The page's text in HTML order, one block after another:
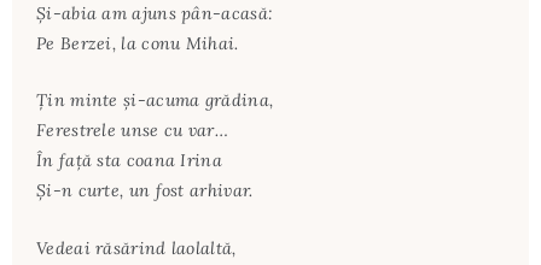
Şi-abia am ajuns pân-acasă:
Pe Berzei, la conu Mihai.
Ţin minte şi-acuma grădina,
Ferestrele unse cu var…
În faţă sta coana Irina
Şi-n curte, un fost arhivar.
Vedeai răsărind laolaltă,